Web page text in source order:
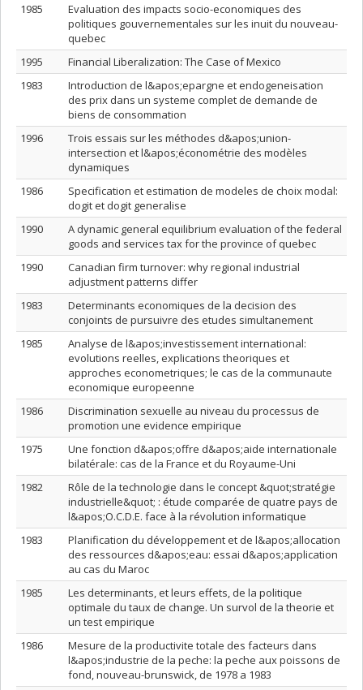
1985
Evaluation des impacts socio-economiques des
politiques gouvernementales sur les inuit du nouveau-
quebec
1995
Financial Liberalization: The Case of Mexico
1983
Introduction de l&apos;epargne et endogeneisation
des prix dans un systeme complet de demande de
biens de consommation
1996
Trois essais sur les méthodes d&apos;union-
intersection et l&apos;économétrie des modèles
dynamiques
1986
Specification et estimation de modeles de choix modal:
dogit et dogit generalise
1990
A dynamic general equilibrium evaluation of the federal
goods and services tax for the province of quebec
1990
Canadian firm turnover: why regional industrial
adjustment patterns differ
1983
Determinants economiques de la decision des
conjoints de pursuivre des etudes simultanement
1985
Analyse de l&apos;investissement international:
evolutions reelles, explications theoriques et
approches econometriques; le cas de la communaute
economique europeenne
1986
Discrimination sexuelle au niveau du processus de
promotion une evidence empirique
1975
Une fonction d&apos;offre d&apos;aide internationale
bilatérale: cas de la France et du Royaume-Uni
1982
Rôle de la technologie dans le concept &quot;stratégie
industrielle&quot; : étude comparée de quatre pays de
l&apos;O.C.D.E. face à la révolution informatique
1983
Planification du développement et de l&apos;allocation
des ressources d&apos;eau: essai d&apos;application
au cas du Maroc
1985
Les determinants, et leurs effets, de la politique
optimale du taux de change. Un survol de la theorie et
un test empirique
1986
Mesure de la productivite totale des facteurs dans
l&apos;industrie de la peche: la peche aux poissons de
fond, nouveau-brunswick, de 1978 a 1983